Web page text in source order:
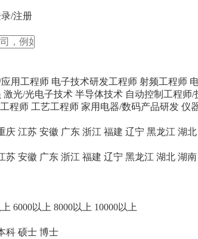
/注册
用工程师 电子技术研发工程师 射频工程师
激光/光电子技术 半导体技术 自动控制工程师/
程师 工艺工程师 家用电器/数码产品研发 仪
庆 江苏 安徽 广东 浙江 福建 辽宁 黑龙江 湖北
苏 安徽 广东 浙江 福建 辽宁 黑龙江 湖北 湖南
6000以上 8000以上 10000以上
科 硕士 博士